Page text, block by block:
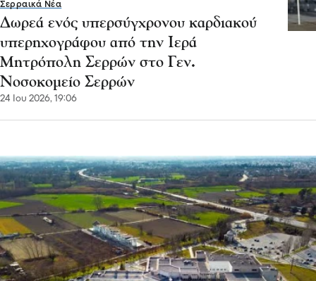
Γενικό Νοσοκομείο Σερρών- Καθολική
εξυπηρέτηση μέσω 1566
21 Ιου 2026, 18:34